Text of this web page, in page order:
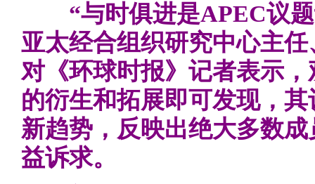
“与时俱进是APEC议
亚太经合组织研究中心主
对《环球时报》记者表示
的衍生和拓展即可发现，
新趋势，反映出绝大多数
益诉求。